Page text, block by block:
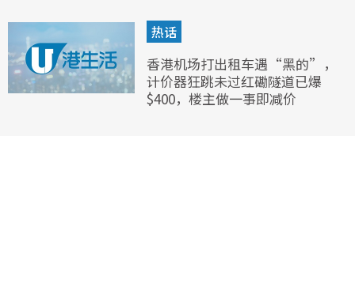
热话
香港机场打出租车遇“黑的”，
计价器狂跳未过红磡隧道已爆
$400，楼主做一事即减价